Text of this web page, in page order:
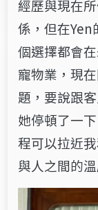
經歷與現在
係，但在
個選擇都會
寵物業，現
題，要說跟
她停頓了一
程可以拉近
與人之間的溫